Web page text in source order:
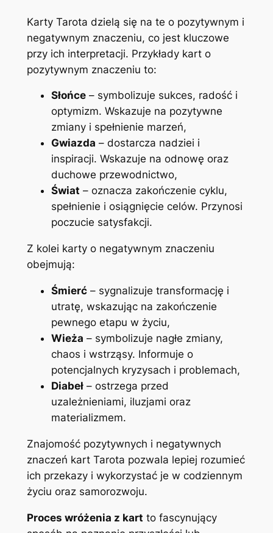
Karty Tarota dzielą się na te o pozytywnym i
negatywnym znaczeniu, co jest kluczowe
przy ich interpretacji. Przykłady kart o
pozytywnym znaczeniu to:
Słońce– symbolizuje sukces, radość i
optymizm. Wskazuje na pozytywne
zmiany i spełnienie marzeń,
Gwiazda – dostarcza nadziei i
inspiracji. Wskazuje na odnowę oraz
duchowe przewodnictwo,
Świat – oznacza zakończenie cyklu,
spełnienie i osiągnięcie celów. Przynosi
poczucie satysfakcji.
Z kolei karty o negatywnym znaczeniu
obejmują:
Śmierć– sygnalizuje transformację i
utratę, wskazując na zakończenie
pewnego etapu w życiu,
Wieża – symbolizuje nagłe zmiany,
chaos i wstrząsy. Informuje o
potencjalnych kryzysach i problemach,
Diabeł– ostrzega przed
uzależnieniami, iluzjami oraz
materializmem.
Znajomość pozytywnych i negatywnych
znaczeń kart Tarota pozwala lepiej rozumieć
ich przekazy i wykorzystać je w codziennym
życiu oraz samorozwoju.
Proces wróżenia z kart to fascynujący